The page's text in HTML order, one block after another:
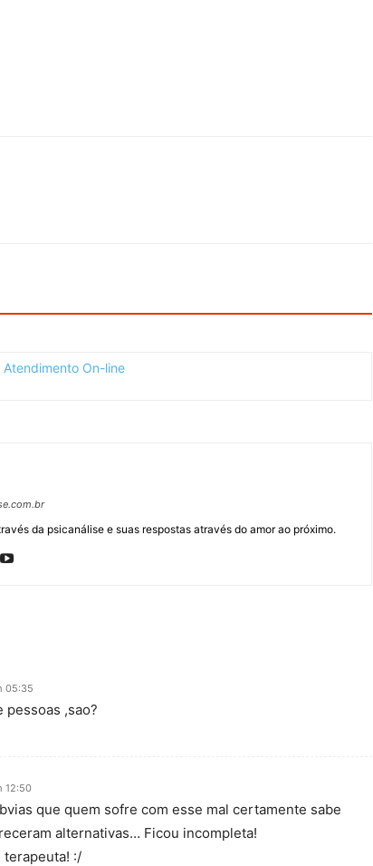
da psicanálise e suas respostas através do amor ao próximo.
05:35
pessoas ,sao?
12:50
que quem sofre com esse mal certamente sabe
alternativas… Ficou incompleta!
terapeuta! :/